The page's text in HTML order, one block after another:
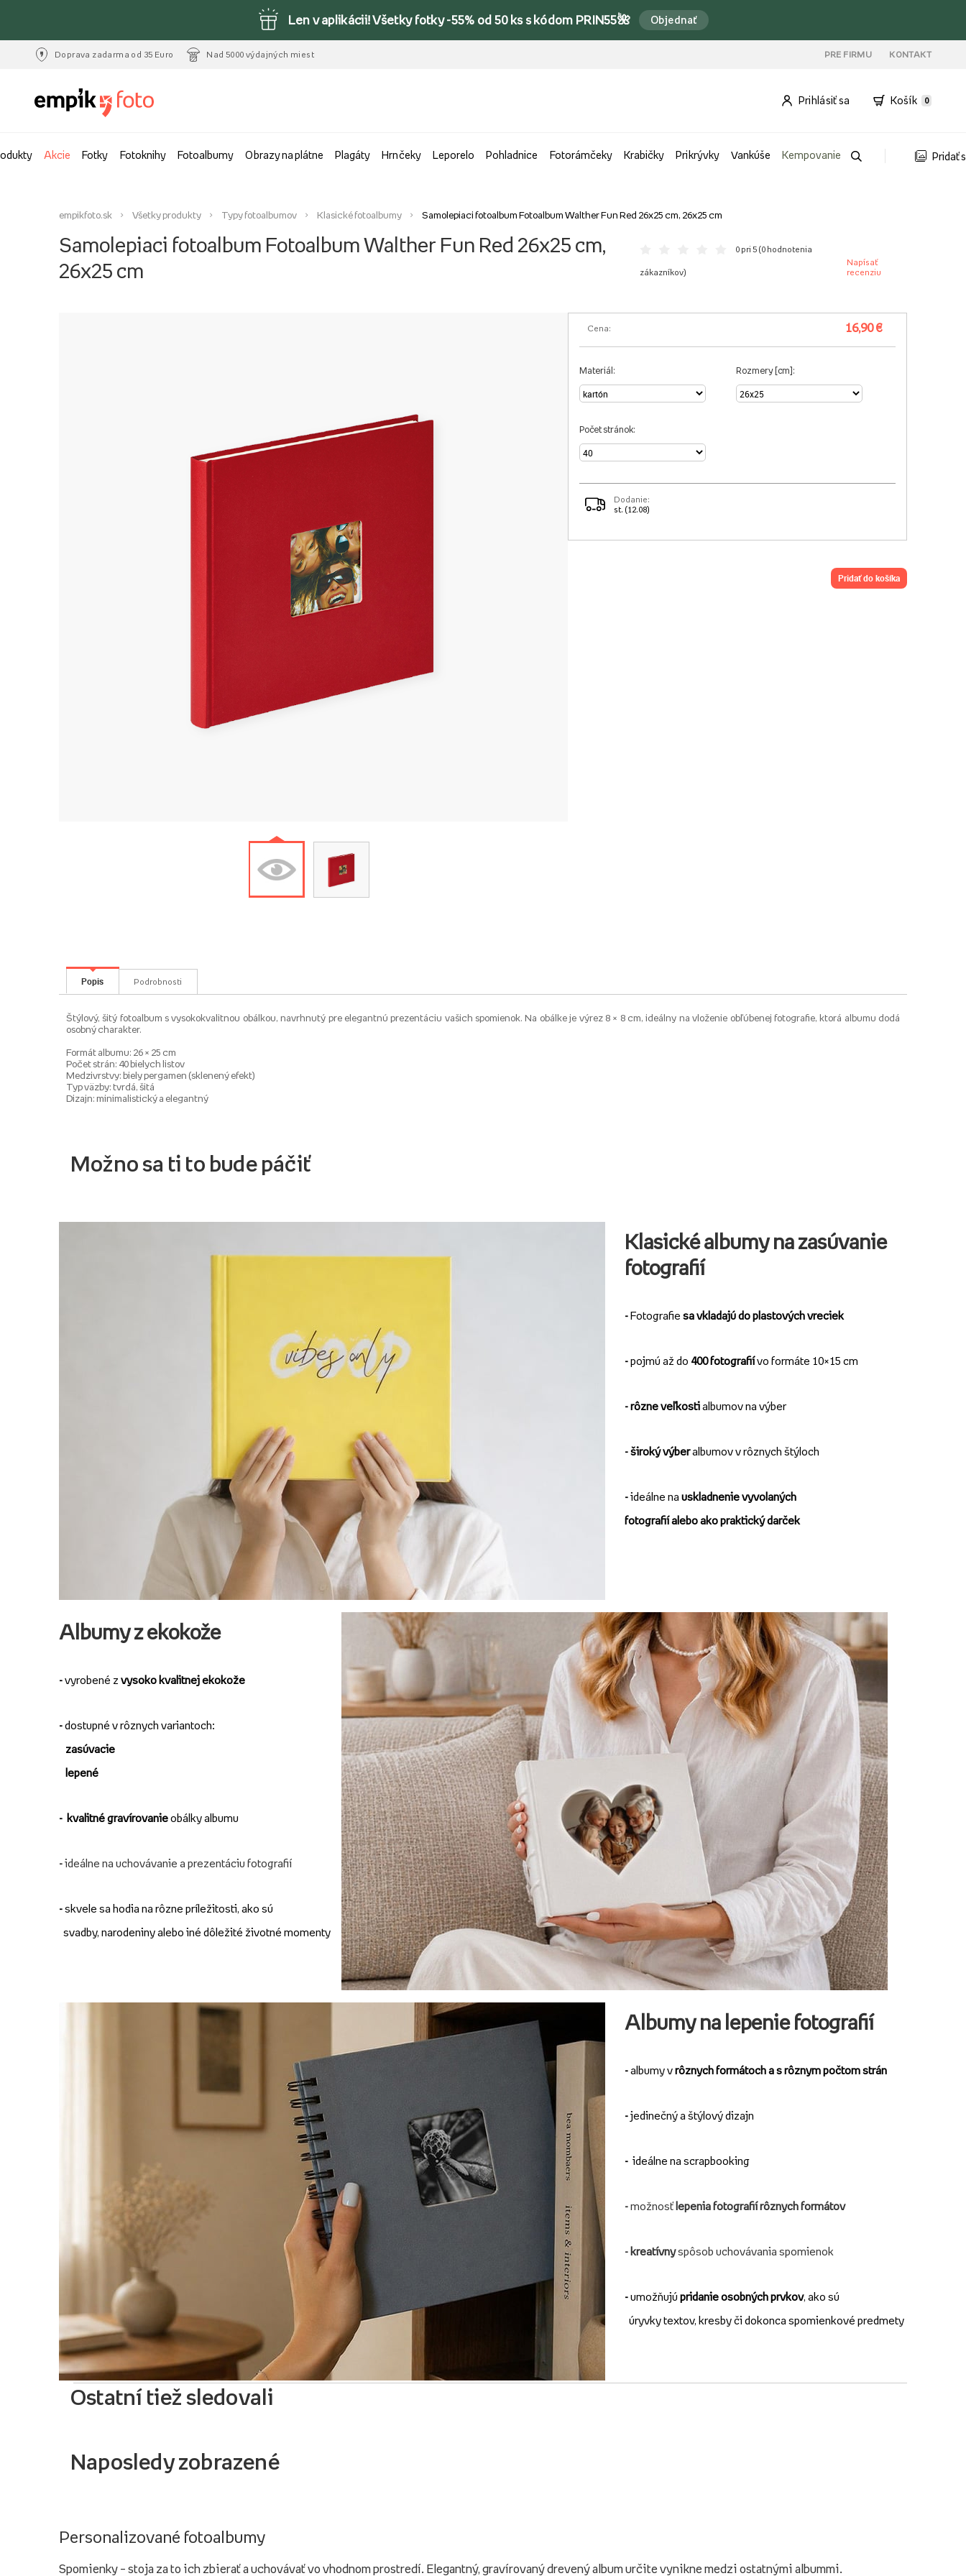
Len v aplikácii! Všetky fotky -55% od 50 ks s kódom PRIN55🌺 Objednať
Doprava zadarma od 35 Euro Nad 5000 výdajných miest PRE FIRMU KONTAKT
Prihlásiť sa Košík 0
Akcie Fotky Fotoknihy Fotoalbumy Obrazy na plátne Plagáty Hrnčeky Leporelo Pohladnice Fotorámčeky Krabičky Prikrývky Vankúše Kempovanie Pridať
empikfoto.sk Všetky produkty Typy fotoalbumov Klasické fotoalbumy Samolepiaci fotoalbum Fotoalbum Walther Fun Red 26x25 cm, 26x25 cm
Samolepiaci fotoalbum Fotoalbum Walther Fun Red 26x25 cm,
26x25 cm
0 pri 5 (0 hodnotenia
zákazníkov)
Napísať
recenziu
Cena: 16,90 €
Materiál: Rozmery [cm]:
Počet stránok:
Dodanie:
st. (12.08)
pridať do košíka
Popis Podrobnosti
Štýlový, šitý fotoalbum s vysokokvalitnou obálkou, navrhnutý pre elegantnú prezentáciu vašich spomienok. Na obálke je výrez 8 × 8 cm, ideálny na vloženie obľúbenej fotografie, ktorá albumu dodá
osobný charakter.
Formát albumu: 26 × 25 cm
Počet strán: 40 bielych listov
Medzivrstvy: biely pergamen (sklenený efekt)
Typ väzby: tvrdá, šitá
Dizajn: minimalistický a elegantný
Možno sa ti to bude páčiť
Klasické albumy na zasúvanie
fotografií
-Fotografie sa vkladajú do plastových vreciek
-pojmú až do 400 fotografiívo formáte 10×15 cm
- rôzne veľkostialbumov na výber
- široký výberalbumov v rôznych štýloch
-ideálne na uskladnenie vyvolaných
fotografií alebo ako praktický darček
Albumy z ekokože
-vyrobené z vysoko kvalitnej ekokože
-dostupné v rôznych variantoch:
zasúvacie
lepené
- kvalitné gravírovanieobálky albumu
-ideálne na uchovávanie a prezentáciu fotografií
-skvele sa hodia na rôzne príležitosti, ako sú
svadby, narodeniny alebo iné dôležité životné momenty
Albumy na lepenie fotografií
-albumy vrôznych formátoch a s rôznym počtom strán
-jedinečný a štýlový dizajn
- ideálne na scrapbooking
-možnosť lepenia fotografií rôznych formátov
- kreatívnyspôsob uchovávania spomienok
-umožňujú pridanie osobných prvkov, ako sú
úryvky textov, kresby či dokonca spomienkové predmety
Ostatní tiež sledovali
Naposledy zobrazené
Personalizované fotoalbumy
Spomienky – stoja za to ich zbierať a uchovávať vo vhodnom prostredí. Elegantný, gravírovaný drevený album určite vynikne medzi ostatnými albummi.